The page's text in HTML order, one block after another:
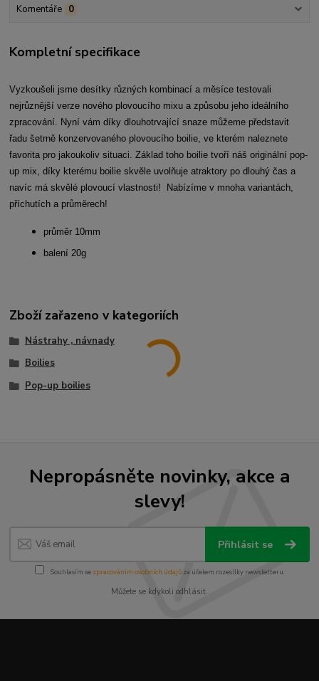
Komentáře 0
Kompletní specifikace
Vyzkoušeli jsme desítky různých kombinací a měsíce testovali
nejrůznější verze nového plovoucího mixu a způsobu jeho ideálního
zpracování. Nyní vám díky dlouhotrvající snaze můžeme představit
řadu šetrně konzervovaného plovoucího boilie, ve kterém naleznete
favorita pro jakoukoliv situaci. Základ toho boilie tvoří náš originální pop-
up mix, díky kterému boilie skvěle uvolňuje atraktory po dlouhý čas a
navíc má skvělé plovoucí vlastnosti! Nabízíme v mnoha variantách,
příchutích a průměrech!
průměr 10mm
balení 20g
Zboží zařazeno v kategoriích
Nástrahy , návnady
Boilies
Pop-up boilies
Nepropásněte novinky, akce a
slevy!
Přihlásit se
Souhlasím se zpracováním osobních údajůza účelem rozesílky newsletteru.
Můžete se kdykoli odhlásit.